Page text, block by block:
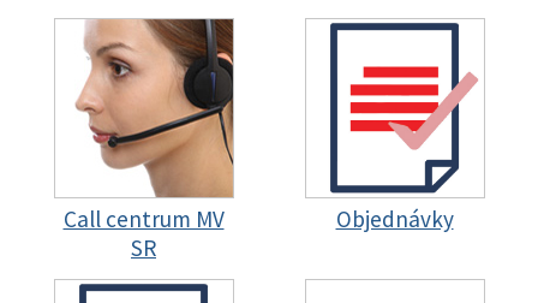
Call centrum MV
SR
Objednávky